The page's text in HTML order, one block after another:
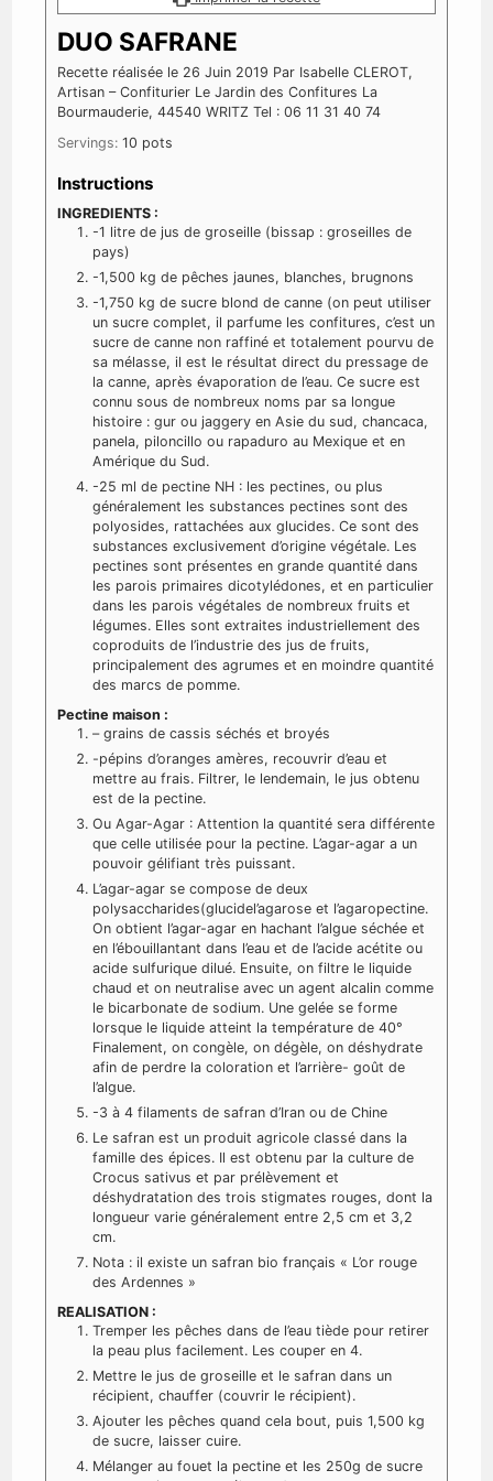
DUO SAFRANE
Recette réalisée le 26 Juin 2019 Par Isabelle CLEROT,
Artisan – Confiturier Le Jardin des Confitures La
Bourmauderie, 44540 WRITZ Tel : 06 11 31 40 74
Servings:10 pots
Instructions
INGREDIENTS :
-1 litre de jus de groseille (bissap : groseilles de
pays)
-1,500 kg de pêches jaunes, blanches, brugnons
-1,750 kg de sucre blond de canne (on peut utiliser
un sucre complet, il parfume les confitures, c’est un
sucre de canne non raffiné et totalement pourvu de
sa mélasse, il est le résultat direct du pressage de
la canne, après évaporation de l’eau. Ce sucre est
connu sous de nombreux noms par sa longue
histoire : gur ou jaggery en Asie du sud, chancaca,
panela, piloncillo ou rapaduro au Mexique et en
Amérique du Sud.
-25 ml de pectine NH : les pectines, ou plus
généralement les substances pectines sont des
polyosides, rattachées aux glucides. Ce sont des
substances exclusivement d’origine végétale. Les
pectines sont présentes en grande quantité dans
les parois primaires dicotylédones, et en particulier
dans les parois végétales de nombreux fruits et
légumes. Elles sont extraites industriellement des
coproduits de l’industrie des jus de fruits,
principalement des agrumes et en moindre quantité
des marcs de pomme.
Pectine maison :
– grains de cassis séchés et broyés
-pépins d’oranges amères, recouvrir d’eau et
mettre au frais. Filtrer, le lendemain, le jus obtenu
est de la pectine.
Ou Agar-Agar : Attention la quantité sera différente
que celle utilisée pour la pectine. L’agar-agar a un
pouvoir gélifiant très puissant.
L’agar-agar se compose de deux
polysaccharides(glucidel’agarose et l’agaropectine.
On obtient l’agar-agar en hachant l’algue séchée et
en l’ébouillantant dans l’eau et de l’acide acétite ou
acide sulfurique dilué. Ensuite, on filtre le liquide
chaud et on neutralise avec un agent alcalin comme
le bicarbonate de sodium. Une gelée se forme
lorsque le liquide atteint la température de 40°
Finalement, on congèle, on dégèle, on déshydrate
afin de perdre la coloration et l’arrière- goût de
l’algue.
-3 à 4 filaments de safran d’Iran ou de Chine
Le safran est un produit agricole classé dans la
famille des épices. Il est obtenu par la culture de
Crocus sativus et par prélèvement et
déshydratation des trois stigmates rouges, dont la
longueur varie généralement entre 2,5 cm et 3,2
cm.
Nota : il existe un safran bio français « L’or rouge
des Ardennes »
REALISATION :
Tremper les pêches dans de l’eau tiède pour retirer
la peau plus facilement. Les couper en 4.
Mettre le jus de groseille et le safran dans un
récipient, chauffer (couvrir le récipient).
Ajouter les pêches quand cela bout, puis 1,500 kg
de sucre, laisser cuire.
Mélanger au fouet la pectine et les 250g de sucre